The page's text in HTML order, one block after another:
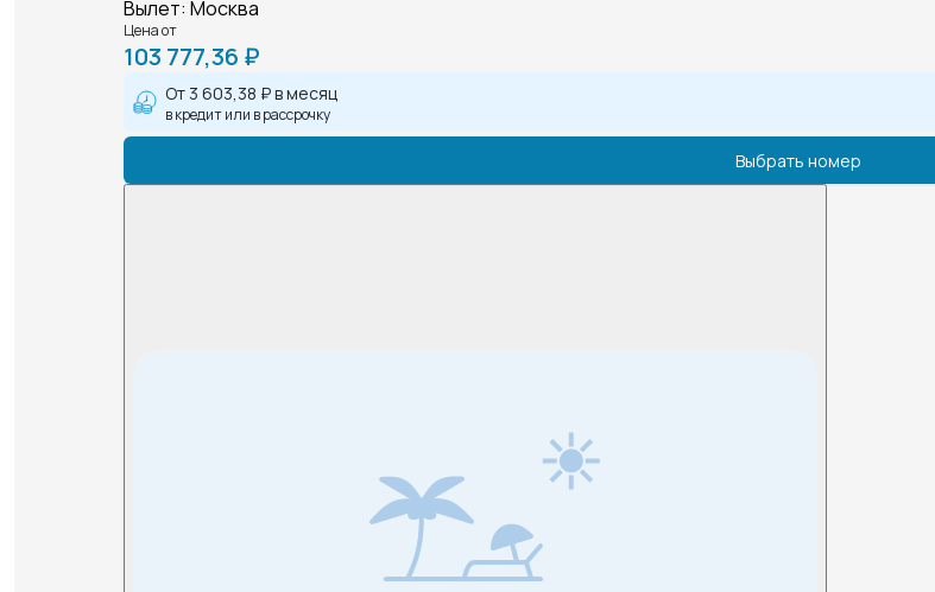
Вылет: Москва
Цена от
103 777,36 ₽
От 3 603,38 ₽в месяц
в кредит или в рассрочку
Выбрать номер